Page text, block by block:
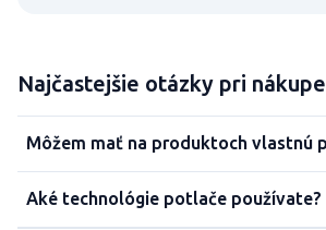
Najčastejšie otázky pri nákupe
Môžem mať na produktoch vlastnú
Aké technológie potlače používate?